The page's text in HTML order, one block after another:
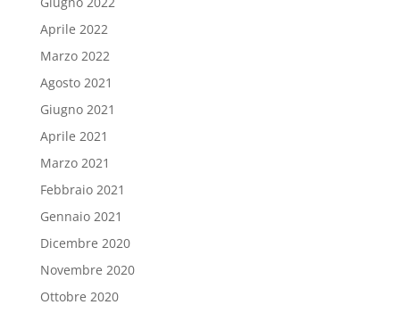
Aprile 2022
Marzo 2022
Agosto 2021
Giugno 2021
Aprile 2021
Marzo 2021
Febbraio 2021
Gennaio 2021
Dicembre 2020
Novembre 2020
Ottobre 2020